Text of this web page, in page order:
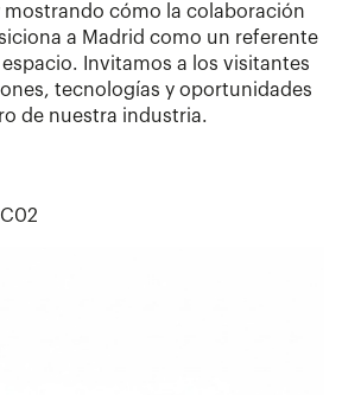
mostrando cómo la colaboración
a Madrid como un referente
Invitamos a los visitantes
tecnologías y oportunidades
de nuestra industria.
C02